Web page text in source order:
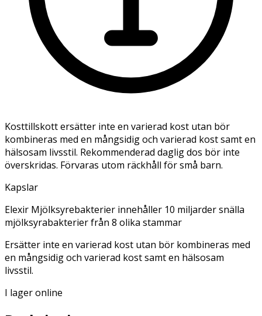
Kosttillskott ersätter inte en varierad kost utan bör
kombineras med en mångsidig och varierad kost samt en
hälsosam livsstil. Rekommenderad daglig dos bör inte
överskridas. Förvaras utom räckhåll för små barn.
Kapslar
Elexir Mjölksyrebakterier innehåller 10 miljarder snälla
mjölksyrabakterier från 8 olika stammar
Ersätter inte en varierad kost utan bör kombineras med
en mångsidig och varierad kost samt en hälsosam
livsstil.
I lager online